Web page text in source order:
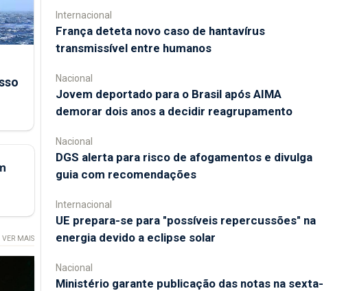
VER MAIS
Internacional
França deteta novo caso de hantavírus
transmissível entre humanos
Nacional
Jovem deportado para o Brasil após AIMA
demorar dois anos a decidir reagrupamento
Nacional
DGS alerta para risco de afogamentos e divulga
guia com recomendações
Internacional
UE prepara-se para "possíveis repercussões" na
energia devido a eclipse solar
Nacional
Ministério garante publicação das notas na sexta-